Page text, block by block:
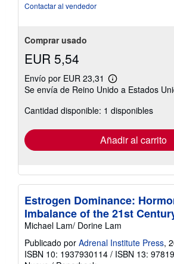
Contactar al vendedor
Comprar usado
EUR 5,54
Envío por EUR 23,31
Más
información
las
tarifas
envío
Se envía de Reino Unido a Estados
Cantidad disponible: 1 disponibles
Añadir al carrito
Estrogen Dominance:
Imbalance of the 21st
Michael Lam/ Dorine Lam
Publicado por Adrenal Institute Press,
ISBN 10: 1937930114 / ISBN 13: